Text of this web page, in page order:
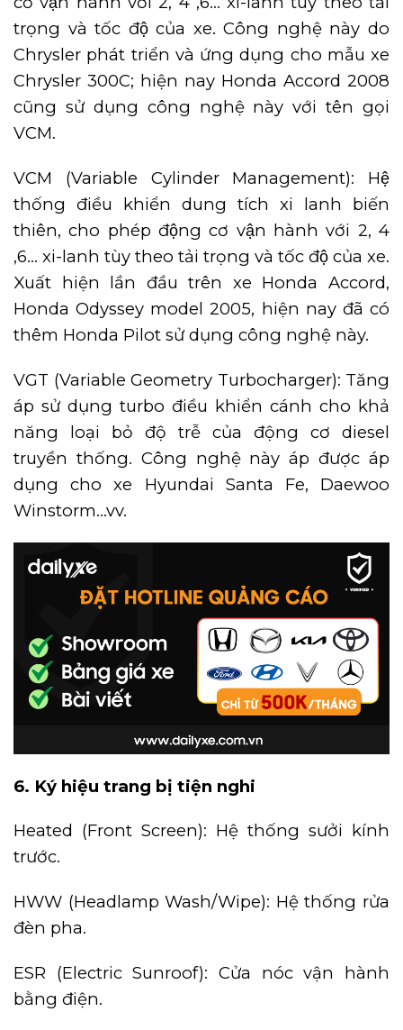
trọng và tốc độ của xe. Công nghệ này do
Chrysler phát triển và ứng dụng cho mẫu xe
Chrysler 300C; hiện nay Honda Accord 2008
cũng sử dụng công nghệ này với tên gọi
VCM.
VCM (Variable Cylinder Management): Hệ
thống điều khiển dung tích xi lanh biến
thiên, cho phép động cơ vận hành với 2, 4
,6… xi-lanh tùy theo tải trọng và tốc độ của xe.
Xuất hiện lần đầu trên xe Honda Accord,
Honda Odyssey model 2005, hiện nay đã có
thêm Honda Pilot sử dụng công nghệ này.
VGT (Variable Geometry Turbocharger): Tăng
áp sử dụng turbo điều khiển cánh cho khả
năng loại bỏ độ trễ của động cơ diesel
truyền thống. Công nghệ này áp được áp
dụng cho xe Hyundai Santa Fe, Daewoo
Winstorm…vv.
6. Ký hiệu trang bị tiện nghi
Heated (Front Screen): Hệ thống sưởi kính
trước.
HWW (Headlamp Wash/Wipe): Hệ thống rửa
đèn pha.
ESR (Electric Sunroof): Cửa nóc vận hành
bằng điện.